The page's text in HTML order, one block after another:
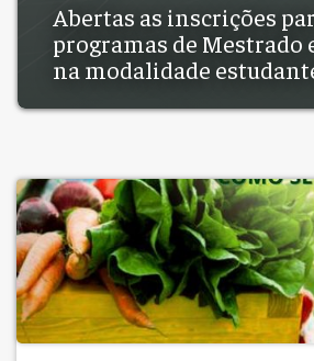
Abertas as inscrições
programas de Mestrado
na modalidade